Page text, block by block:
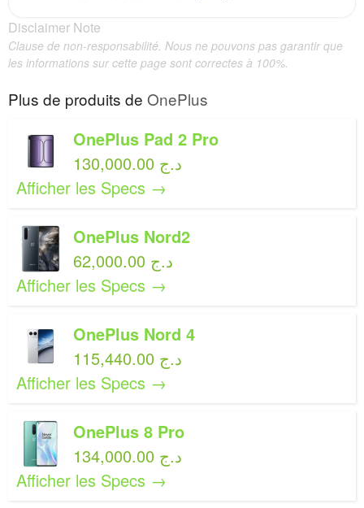
Disclaimer Note
Clause de non-responsabilité. Nous ne pouvons pas garantir que
les informations sur cette page sont correctes à 100%.
Plus de produits de OnePlus
OnePlus Pad 2 Pro
130,000.00 د.ج
Afficher les Specs →
OnePlus Nord2
62,000.00 د.ج
Afficher les Specs →
OnePlus Nord 4
115,440.00 د.ج
Afficher les Specs →
OnePlus 8 Pro
134,000.00 د.ج
Afficher les Specs →